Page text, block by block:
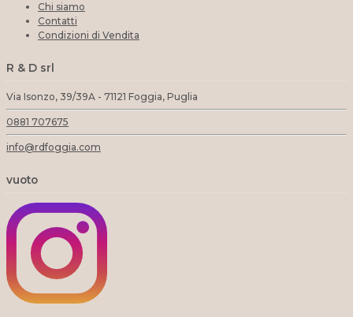
Chi siamo
Contatti
Condizioni di Vendita
R & D srl
Via Isonzo, 39/39A - 71121 Foggia, Puglia
0881 707675
info@rdfoggia.com
vuoto